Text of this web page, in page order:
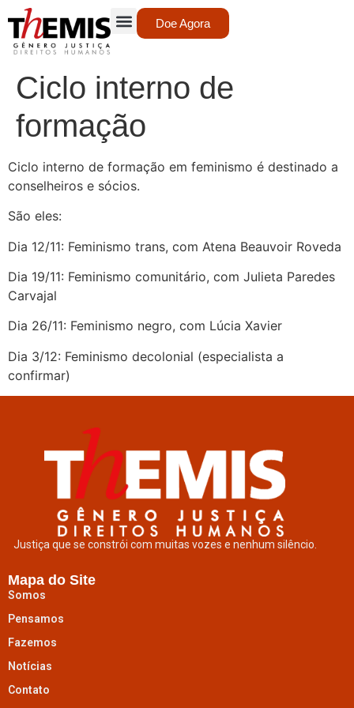
Doe Agora
Ciclo interno de
formação
Ciclo interno de formação em feminismo é destinado a
conselheiros e sócios.
São eles:
Dia 12/11: Feminismo trans, com Atena Beauvoir Roveda
Dia 19/11: Feminismo comunitário, com Julieta Paredes
Carvajal
Dia 26/11: Feminismo negro, com Lúcia Xavier
Dia 3/12: Feminismo decolonial (especialista a
confirmar)
Justiça que se constrói com muitas vozes e nenhum silêncio.
Mapa do Site
Somos
Pensamos
Fazemos
Notícias
Contato